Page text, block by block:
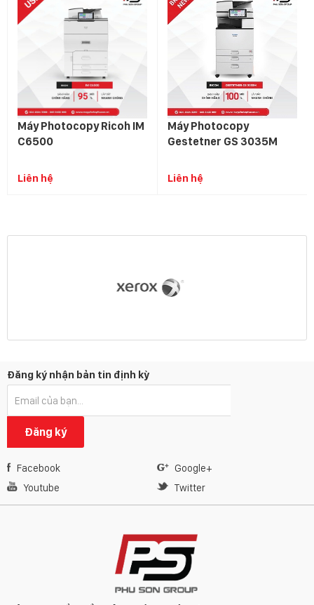
Máy Photocopy Ricoh IM
C6500
Liên hệ
Máy Photocopy
Gestetner GS 3035M
Liên hệ
Đăng ký nhận bản tin định kỳ
Đăng ký
Facebook
Google+
Youtube
Twitter